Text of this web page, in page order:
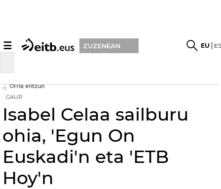
☰ ZUZENEAN EU
Orria entzun
GAUR
Isabel Celaa sailburu
ohia, 'Egun On
Euskadi'n eta 'ETB
Hoy'n